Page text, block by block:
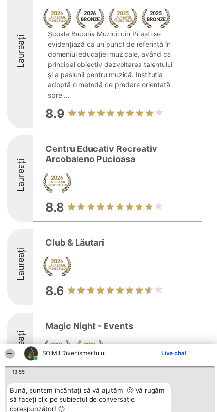
ŞOIMII Divertismentului Live chat
13:55
Bună, suntem încântați să vă ajutăm! 🙂 Vă rugăm
să faceți clic pe subiectul de conversație
corespunzător! 🙂
Laureați
Școala Bucuria Muzicii din Pitești se
evidențiază ca un punct de referință în
domeniul educației muzicale, având ca
principal obiectiv dezvoltarea talentului
și a pasiunii pentru muzică. Instituția
adoptă o metodă de predare orientată
spre ...
8.9
Laureați
Centru Educativ Recreativ
Arcobaleno Pucioasa
8.8
Laureați
Club & Lăutari
8.6
Laureați
Magic Night - Events
Organizator Ranking